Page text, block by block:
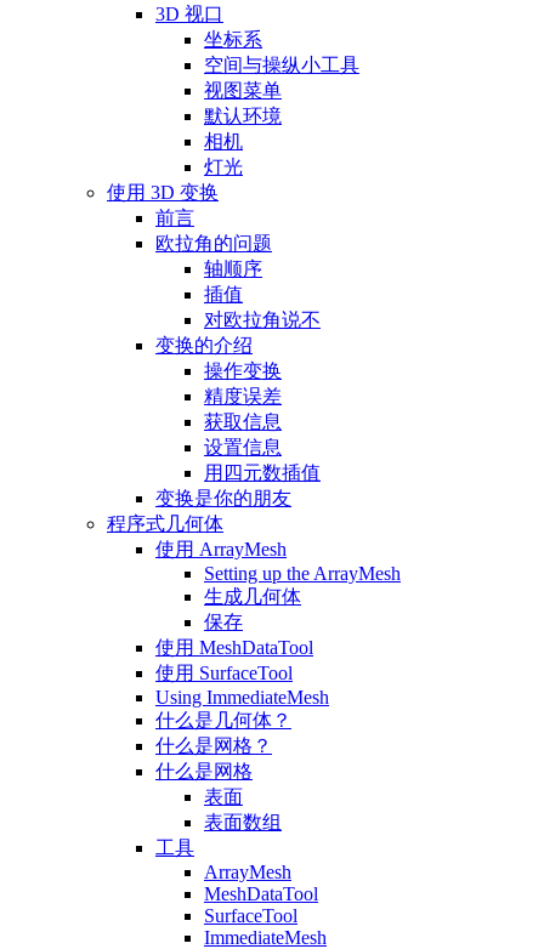
3D 视口
坐标系
空间与操纵小工具
视图菜单
默认环境
相机
灯光
使用 3D 变换
前言
欧拉角的问题
轴顺序
插值
对欧拉角说不
变换的介绍
操作变换
精度误差
获取信息
设置信息
用四元数插值
变换是你的朋友
程序式几何体
使用 ArrayMesh
Setting up the ArrayMesh
生成几何体
保存
使用 MeshDataTool
使用 SurfaceTool
Using ImmediateMesh
什么是几何体？
什么是网格？
什么是网格
表面
表面数组
工具
ArrayMesh
MeshDataTool
SurfaceTool
ImmediateMesh